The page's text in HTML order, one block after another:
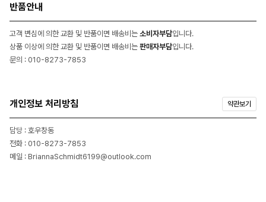
반품안내
고객 변심에 의한 교환 및 반품이면 배송비는 소비자부담입니다.
상품 이상에 의한 교환 및 반품이면 배송비는 판매자부담입니다.
문의 : 010-8273-7853
개인정보 처리방침 약관보기
담당 : 호우창동
전화 : 010-8273-7853
메일 : BriannaSchmidt6199@outlook.com